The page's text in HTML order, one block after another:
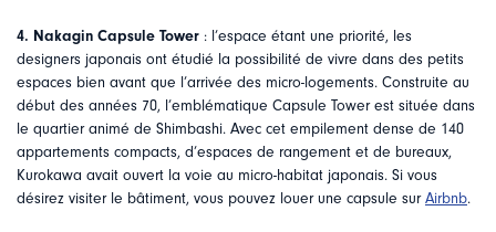
4. Nakagin Capsule Tower : l’espace étant une priorité, les
designers japonais ont étudié la possibilité de vivre dans des petits
espaces bien avant que l’arrivée des micro-logements. Construite au
début des années 70, l’emblématique Capsule Tower est située dans
le quartier animé de Shimbashi. Avec cet empilement dense de 140
appartements compacts, d’espaces de rangement et de bureaux,
Kurokawa avait ouvert la voie au micro-habitat japonais. Si vous
désirez visiter le bâtiment, vous pouvez louer une capsule surAirbnb.